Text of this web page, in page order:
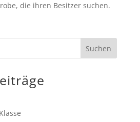
die ihren Besitzer suchen.